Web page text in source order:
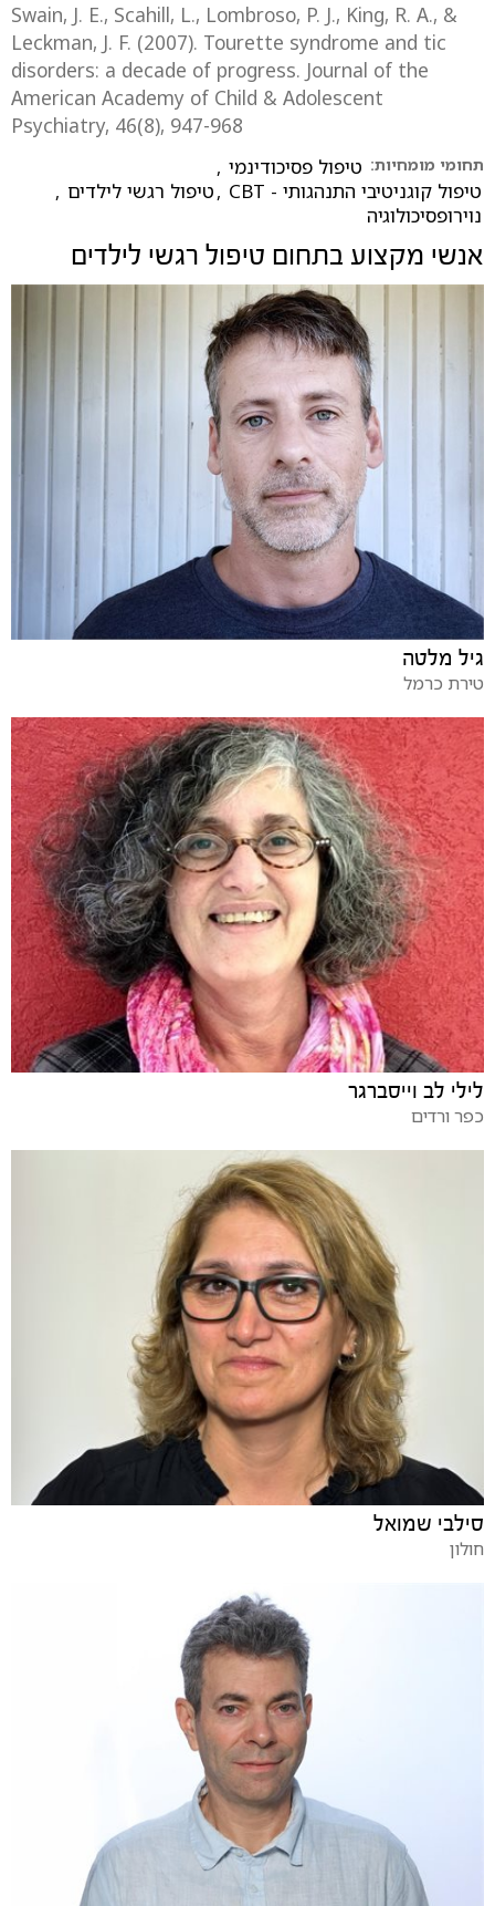
Swain, J. E., Scahill, L., Lombroso, P. J., King, R. A., &
Leckman, J. F. (2007). Tourette syndrome and tic
disorders: a decade of progress. Journal of the
American Academy of Child & Adolescent
Psychiatry, 46(8), 947-968
תחומי מומחיות: טיפול פסיכודינמי ,
טיפול קוגניטיבי התנהגותי - CBT
,טיפול רגשי לילדים ,
נוירופסיכולוגיה
אנשי מקצוע בתחום טיפול רגשי לילדים
גיל מלטה
טירת כרמל
לילי לב וייסברגר
כפר ורדים
סילבי שמואל
חולון